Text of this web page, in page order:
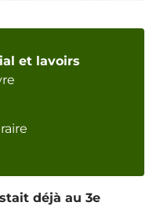
déjà au 3e
et lavoirs